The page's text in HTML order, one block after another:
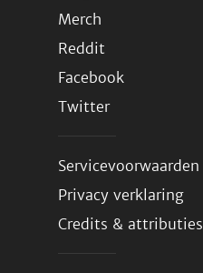
Merch
Reddit
Facebook
Twitter
Servicevoorwaarden
Privacy verklaring
Credits & attributies